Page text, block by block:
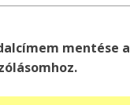
mentése a